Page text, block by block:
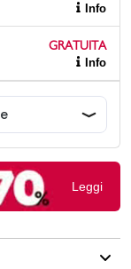
Info
GRATUITA
Info
Leggi